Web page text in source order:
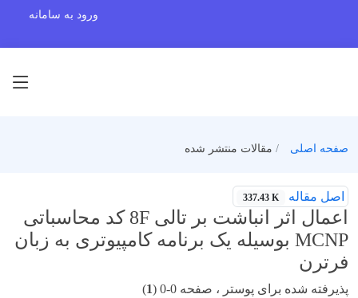
ورود به سامانه
صفحه اصلی مقالات منتشر شده
اصل مقاله 337.43 K
اعمال اثر انباشت بر تالی 8F کد محاسباتی
MCNP بوسیله یک برنامه کامپیوتری به زبان
فرترن
پذیرفته شده برای پوستر ، صفحه 0-0 ( 1
)